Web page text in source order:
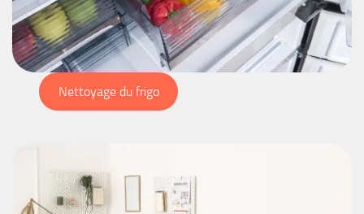
Nettoyage du frigo